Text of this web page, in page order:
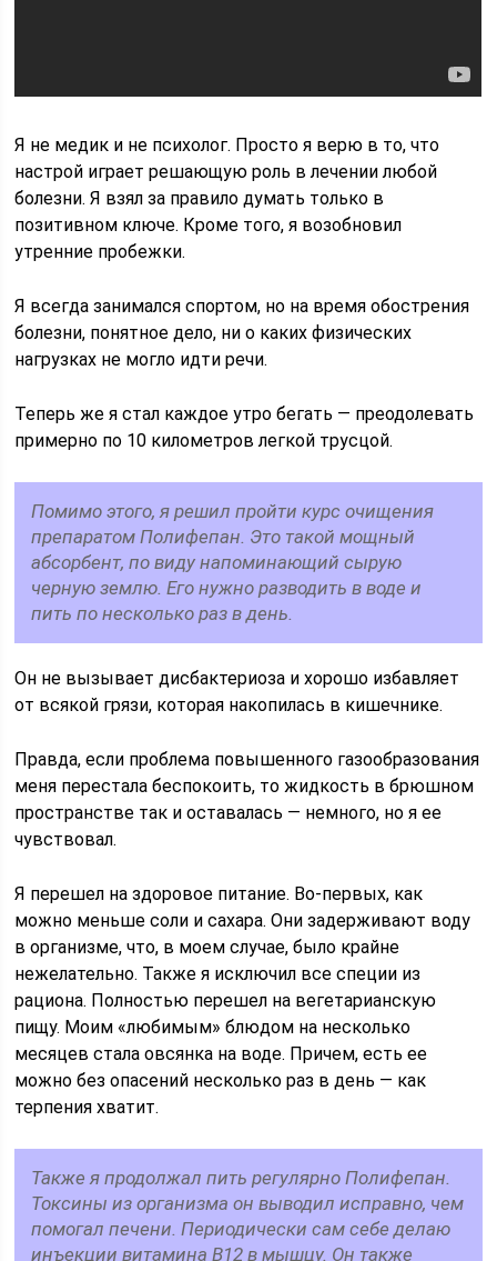
Я не медик и не психолог. Просто я верю в то, что
настрой играет решающую роль в лечении любой
болезни. Я взял за правило думать только в
позитивном ключе. Кроме того, я возобновил
утренние пробежки.
Я всегда занимался спортом, но на время обострения
болезни, понятное дело, ни о каких физических
нагрузках не могло идти речи.
Теперь же я стал каждое утро бегать — преодолевать
примерно по 10 километров легкой трусцой.
Помимо этого, я решил пройти курс очищения
препаратом Полифепан. Это такой мощный
абсорбент, по виду напоминающий сырую
черную землю. Его нужно разводить в воде и
пить по несколько раз в день.
Он не вызывает дисбактериоза и хорошо избавляет
от всякой грязи, которая накопилась в кишечнике.
Правда, если проблема повышенного газообразования
меня перестала беспокоить, то жидкость в брюшном
пространстве так и оставалась — немного, но я ее
чувствовал.
Я перешел на здоровое питание. Во-первых, как
можно меньше соли и сахара. Они задерживают воду
в организме, что, в моем случае, было крайне
нежелательно. Также я исключил все специи из
рациона. Полностью перешел на вегетарианскую
пищу. Моим «любимым» блюдом на несколько
месяцев стала овсянка на воде. Причем, есть ее
можно без опасений несколько раз в день — как
терпения хватит.
Также я продолжал пить регулярно Полифепан.
Токсины из организма он выводил исправно, чем
помогал печени. Периодически сам себе делаю
инъекции витамина В12 в мышцу. Он также